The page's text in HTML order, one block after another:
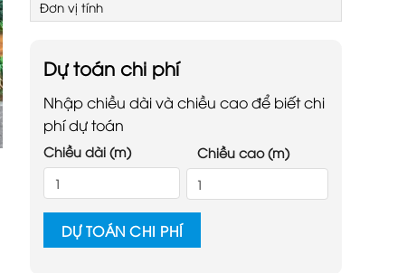
Đơn vị tính
Dự toán chi phí
Nhập chiều dài và chiều cao để biết chi
phí dự toán
Chiều dài (m) Chiều cao (m)
DỰ TOÁN CHI PHÍ